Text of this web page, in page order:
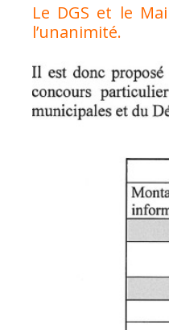
Le DGS et le
l’unanimité.